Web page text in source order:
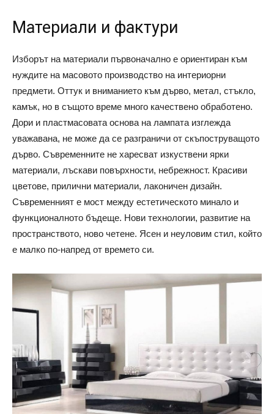
Материали и фактури
Изборът на материали първоначално е ориентиран към
нуждите на масовото производство на интериорни
предмети. Оттук и вниманието към дърво, метал, стъкло,
камък, но в същото време много качествено обработено.
Дори и пластмасовата основа на лампата изглежда
уважавана, не може да се разграничи от скъпоструващото
дърво. Съвременните не харесват изкуствени ярки
материали, лъскави повърхности, небрежност. Красиви
цветове, прилични материали, лаконичен дизайн.
Съвременният е мост между естетическото минало и
функционалното бъдеще. Нови технологии, развитие на
пространството, ново четене. Ясен и неуловим стил, който
е малко по-напред от времето си.